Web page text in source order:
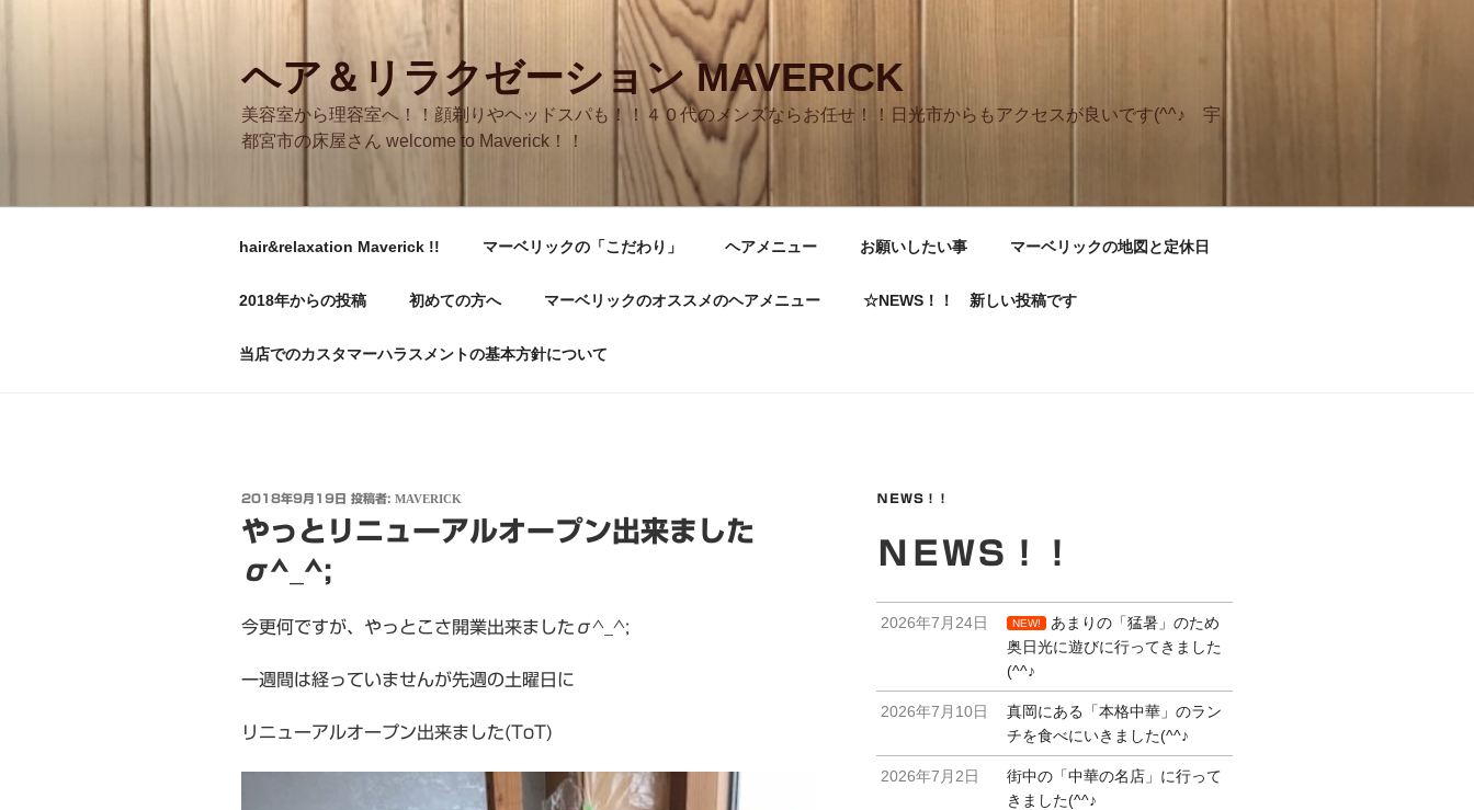
ヘア＆リラクゼーション MAVERICK
美容室から理容室へ！！顔剃りやヘッドスパも！！４０代のメンズならお任せ！！日光市からもアクセスが良いです(^^♪ 宇
都宮市の床屋さん welcome to Maverick！！
hair&relaxation Maverick !! マーベリックの「こだわり」 ヘアメニュー お願いしたい事 マーベリックの地図と定休日
2018年からの投稿 初めての方へ マーベリックのオススメのヘアメニュー ☆NEWS！！ 新しい投稿です
当店でのカスタマーハラスメントの基本方針について
投
日:
2018年9月19日 投稿者: MAVERICK
やっとリニューアルオープン出来ました
σ^_^;
今更何ですが、やっとこさ開業出来ましたσ^_^;
一週間は経っていませんが先週の土曜日に
リニューアルオープン出来ました(ToT)
ＮＥＷＳ！！
ＮＥＷＳ！！
2026年7月24日 NEW!
あまりの「猛暑」のため
奥日光に遊びに行ってきました
(^^♪
2026年7月10日
真岡にある「本格中華」のラン
チを食べにいきました(^^♪
2026年7月2日
街中の「中華の名店」に行って
きました(^^♪